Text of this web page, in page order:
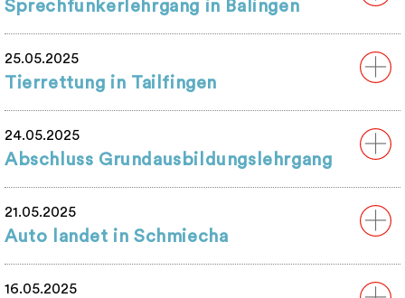
Sprechfunkerlehrgang in Balingen
25.05.2025
Tierrettung in Tailfingen
24.05.2025
Abschluss Grundausbildungslehrgang
21.05.2025
Auto landet in Schmiecha
16.05.2025